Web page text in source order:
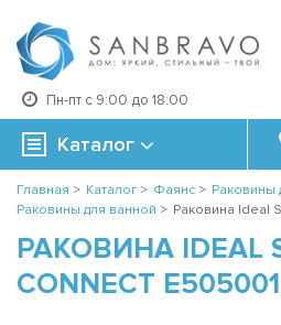
Пн-пт с 9:00 до 18:00
Каталог
Главная > Каталог > Фаянс > Раковины
Раковины для ванной > Раковина Ideal
РАКОВИНА IDEAL
CONNECT E505001